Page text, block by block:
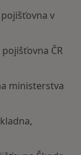
v
ČR
ministerstva